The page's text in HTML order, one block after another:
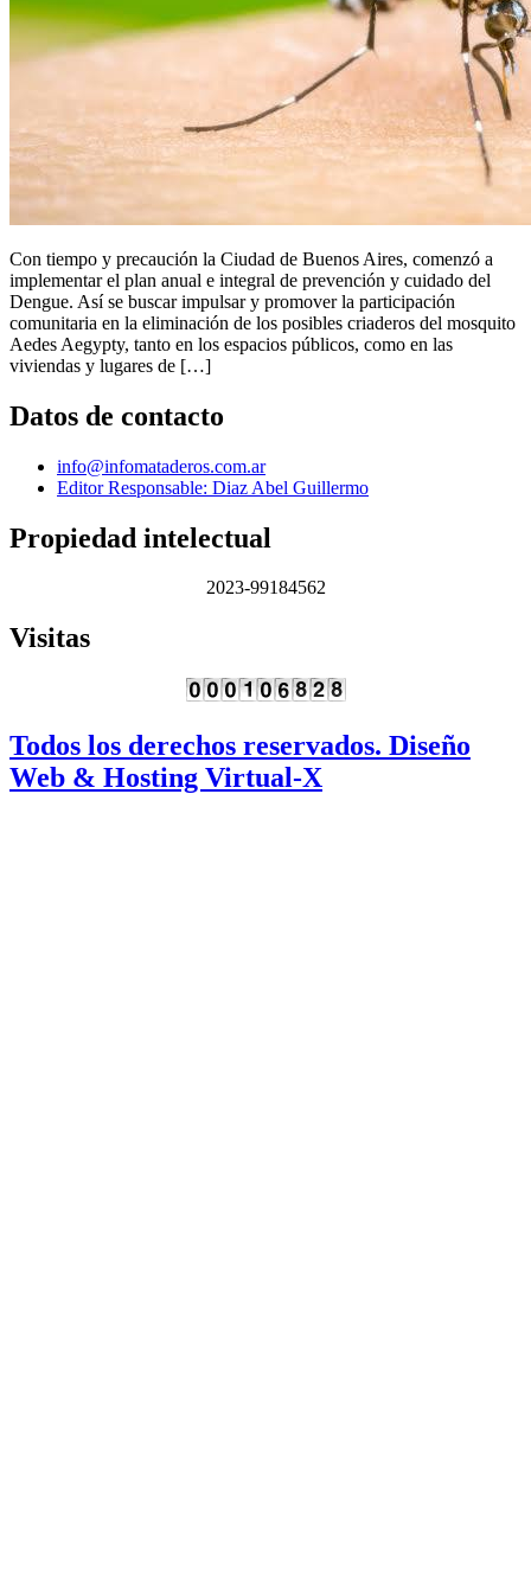
Con tiempo y precaución la Ciudad de Buenos Aires, comenzó a
implementar el plan anual e integral de prevención y cuidado del
Dengue. Así se buscar impulsar y promover la participación
comunitaria en la eliminación de los posibles criaderos del mosquito
Aedes Aegypty, tanto en los espacios públicos, como en las
viviendas y lugares de […]
Datos de contacto
info@infomataderos.com.ar
Editor Responsable: Diaz Abel Guillermo
Propiedad intelectual
2023-99184562
Visitas
Todos los derechos reservados. Diseño
Web & Hosting Virtual-X